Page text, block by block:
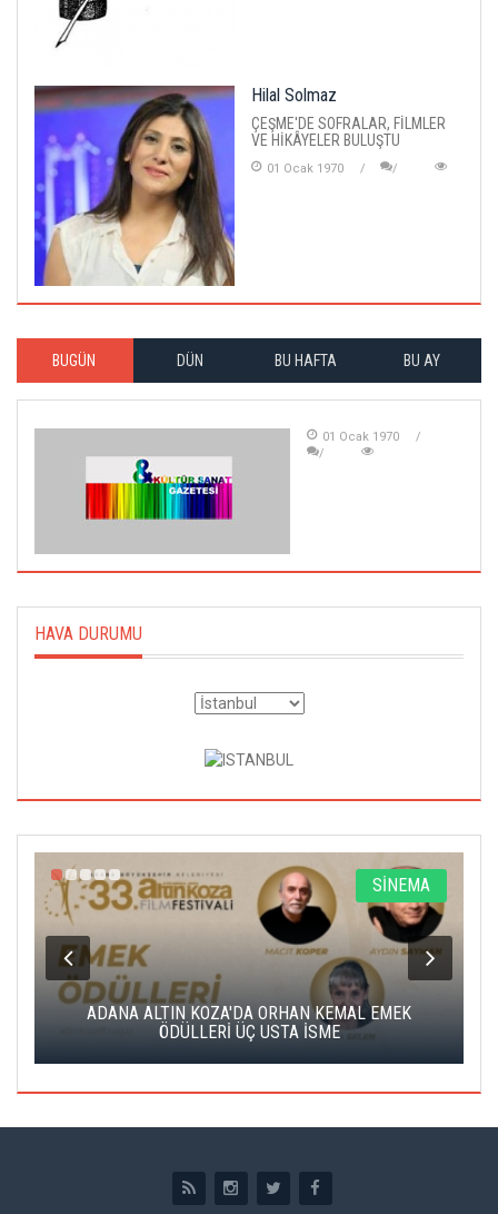
Hilal Solmaz
ÇEŞME'DE SOFRALAR, FİLMLER
VE HİKÂYELER BULUŞTU
01 Ocak 1970
BUGÜN DÜN BU HAFTA BU AY
01 Ocak 1970
HAVA DURUMU
SİNEMA
ADANA ALTIN KOZA'DA ORHAN KEMAL EMEK
ÖDÜLLERİ ÜÇ USTA İSME